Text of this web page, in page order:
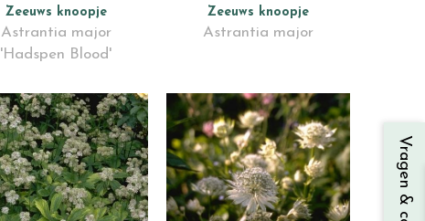
Zeeuws knoopje
Astrantia major
'Hadspen Blood'
Zeeuws knoopje
Astrantia major